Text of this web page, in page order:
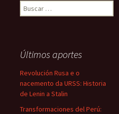
Buscar:
Últimos aportes
Revolución Rusa e o
nacemento da URSS: Historia
de Lenin a Stalin
Transformaciones del Perú: